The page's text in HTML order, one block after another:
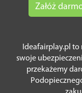
Załóż
Ideafairplay.pl to
swoje
przekażemy